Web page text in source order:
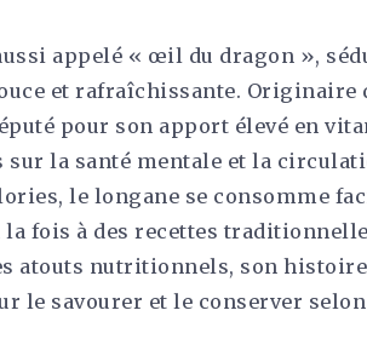
appelé « œil du dragon »,
et rafraîchissante. Originaire
pour son apport élevé en
sur la santé mentale et la
le longane se consomme
fois à des recettes
atouts nutritionnels, son
le savourer et le conserver